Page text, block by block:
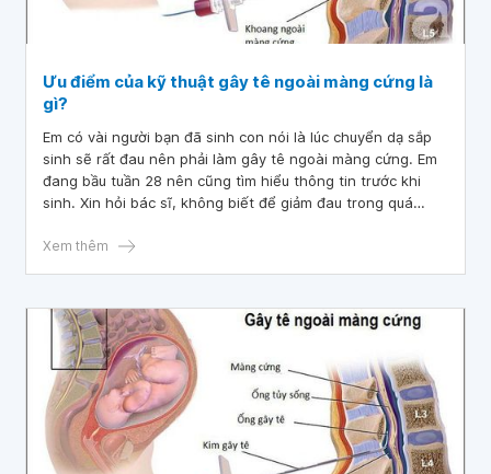
Ưu điểm của kỹ thuật gây tê ngoài màng cứng là
gì?
Em có vài người bạn đã sinh con nói là lúc chuyển dạ sắp
sinh sẽ rất đau nên phải làm gây tê ngoài màng cứng. Em
đang bầu tuần 28 nên cũng tìm hiểu thông tin trước khi
sinh. Xin hỏi bác sĩ, không biết để giảm đau trong quá
gây tê ngoài màng cứng không ạ? Ưu điểm của kỹ thuật
Xem thêm